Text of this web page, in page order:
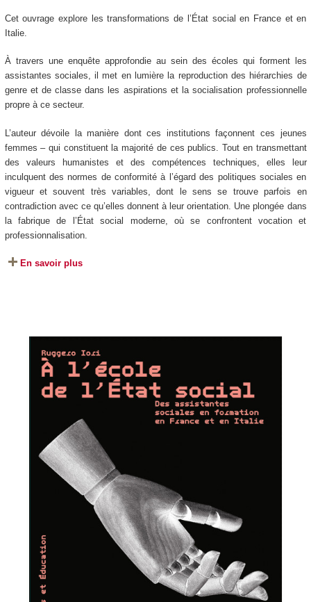
Cet ouvrage explore les transformations de l’État social en France et en
Italie.
À travers une enquête approfondie au sein des écoles qui forment les
assistantes sociales, il met en lumière la reproduction des hiérarchies de
genre et de classe dans les aspirations et la socialisation professionnelle
propre à ce secteur.
L’auteur dévoile la manière dont ces institutions façonnent ces jeunes
femmes – qui constituent la majorité de ces publics. Tout en transmettant
des valeurs humanistes et des compétences techniques, elles leur
inculquent des normes de conformité à l’égard des politiques sociales en
vigueur et souvent très variables, dont le sens se trouve parfois en
contradiction avec ce qu’elles donnent à leur orientation. Une plongée dans
la fabrique de l’État social moderne, où se confrontent vocation et
professionnalisation.
En savoir plus